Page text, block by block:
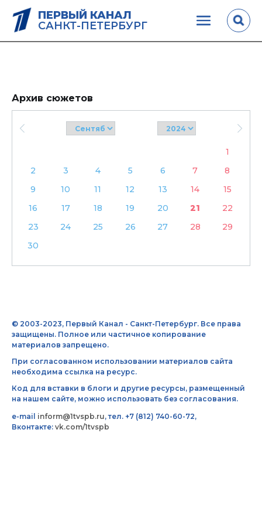
ПЕРВЫЙ КАНАЛ
САНКТ-ПЕТЕРБУРГ
Архив сюжетов
1
2
3 4 5 6 7
8
9
10 11 12 13 14
15
16
17 18 19 20 21
22
23
24 25 26 27 28
29
30
© 2003-2023, Первый Канал - Санкт-Петербург. Все права
защищены. Полное или частичное копирование
материалов запрещено.
При согласованном использовании материалов сайта
необходима ссылка на ресурс.
Код для вставки в блоги и другие ресурсы, размещенный
на нашем сайте, можно использовать без согласования.
e-mail inform@1tvspb.ru, тел. +7 (812) 740-60-72,
Вконтакте: vk.com/1tvspb